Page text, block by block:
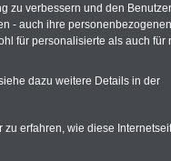
eBook zum Tarifrecht
Das beliebte eBook wurde im
Oktober 2025 neu aufgelegt. Mit
zu verbessern und den
- auch ihre
für personalisierte als auch für
dazu weitere Details in der
zu erfahren, wie diese